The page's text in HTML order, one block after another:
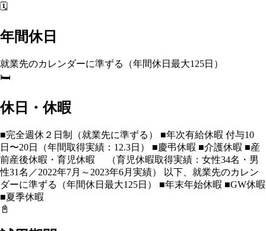
🗓️
年間休日
就業先のカレンダーに準ずる（年間休日最大125日）
🛏️
休日・休暇
■完全週休２日制（就業先に準ずる） ■年次有給休暇 付与10
日〜20日（年間取得実績：12.3日） ■慶弔休暇 ■介護休暇 ■産
前産後休暇・育児休暇 （育児休暇取得実績：女性34名・男
性31名／2022年7月～2023年6月実績） 以下、就業先のカレン
ダーに準ずる（年間休日最大125日） ■年末年始休暇 ■GW休暇
■夏季休暇
📓